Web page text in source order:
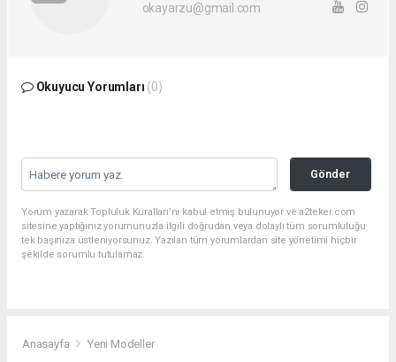
okayarzu@gmail.com
Okuyucu Yorumları (0)
Gönder
Yorum yazarak Topluluk Kuralları’nı kabul etmiş bulunuyor ve a2teker.com
sitesine yaptığınız yorumunuzla ilgili doğrudan veya dolaylı tüm sorumluluğu
tek başınıza üstleniyorsunuz. Yazılan tüm yorumlardan site yönetimi hiçbir
şekilde sorumlu tutulamaz.
Anasayfa Yeni Modeller